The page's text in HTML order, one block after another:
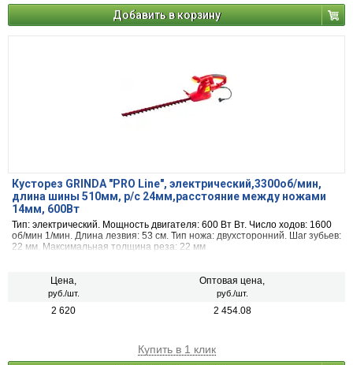
Добавить в корзину
Кусторез GRINDA "PRO Line", электрический,3300об/мин,
длина шины 510мм, р/с 24мм,расстояние между ножами
14мм, 600Вт
Тип: электрический. Мощность двигателя: 600 Вт Вт. Число ходов: 1600
об/мин 1/мин. Длина лезвия: 53 см. Тип ножа: двухсторонний. Шаг зубьев:
22 мм. Максимальная толщина реза: 22 мм
Цена,
руб./шт.
Оптовая цена,
руб./шт.
2 620 2 454.08
Купить в 1 клик